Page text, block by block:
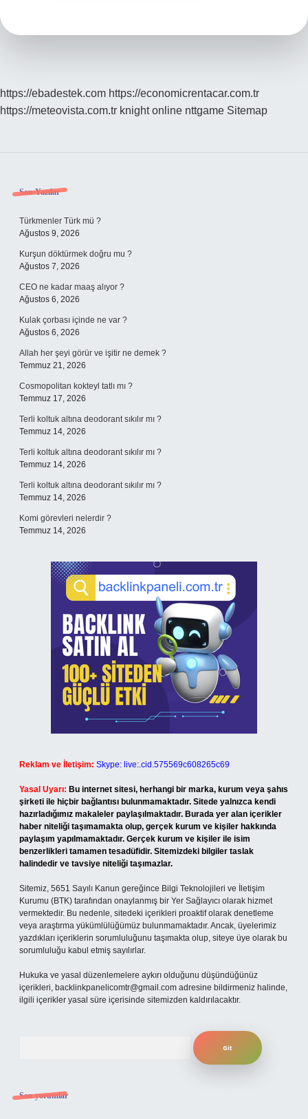
https://ebadestek.com https://economicrentacar.com.tr
https://meteovista.com.tr knight online nttgame Sitemap
Sidebar
Son Yazılar
Türkmenler Türk mü ?
Ağustos 9, 2026
Kurşun döktürmek doğru mu ?
Ağustos 7, 2026
CEO ne kadar maaş alıyor ?
Ağustos 6, 2026
Kulak çorbası içinde ne var ?
Ağustos 6, 2026
Allah her şeyi görür ve işitir ne demek ?
Temmuz 21, 2026
Cosmopolitan kokteyl tatlı mı ?
Temmuz 17, 2026
Terli koltuk altına deodorant sıkılır mı ?
Temmuz 14, 2026
Terli koltuk altına deodorant sıkılır mı ?
Temmuz 14, 2026
Terli koltuk altına deodorant sıkılır mı ?
Temmuz 14, 2026
Komi görevleri nelerdir ?
Temmuz 14, 2026
Reklam ve İletişim: Skype: live:.cid.575569c608265c69
Yasal Uyarı: Bu internet sitesi, herhangi bir marka, kurum veya şahıs
şirketi ile hiçbir bağlantısı bulunmamaktadır. Sitede yalnızca kendi
hazırladığımız makaleler paylaşılmaktadır. Burada yer alan içerikler
haber niteliği taşımamakta olup, gerçek kurum ve kişiler hakkında
paylaşım yapılmamaktadır. Gerçek kurum ve kişiler ile isim
benzerlikleri tamamen tesadüfidir. Sitemizdeki bilgiler taslak
halindedir ve tavsiye niteliği taşımazlar.
Sitemiz, 5651 Sayılı Kanun gereğince Bilgi Teknolojileri ve İletişim
Kurumu (BTK) tarafından onaylanmış bir Yer Sağlayıcı olarak hizmet
vermektedir. Bu nedenle, sitedeki içerikleri proaktif olarak denetleme
veya araştırma yükümlülüğümüz bulunmamaktadır. Ancak, üyelerimiz
yazdıkları içeriklerin sorumluluğunu taşımakta olup, siteye üye olarak bu
sorumluluğu kabul etmiş sayılırlar.
Hukuka ve yasal düzenlemelere aykırı olduğunu düşündüğünüz
içerikleri, backlinkpanelicomtr@gmail.com adresine bildirmeniz halinde,
ilgili içerikler yasal süre içerisinde sitemizden kaldırılacaktır.
Son yorumlar